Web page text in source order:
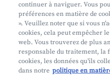
Mifid
Privacy
Info juridique
Soumis au contrôle de l'OCM
continuer à naviguer. Vous
préférences en matière de
». Veuillez noter que si vous
cookies, cela peut empêcher
web. Vous trouverez de plus
responsable du traitement, la
cookies, les données qu'ils
dans notre politique en